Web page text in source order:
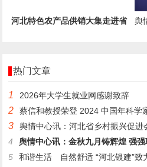
河北特色农产品供销大集走进省
舆
热门文章
1 2026年大学生就业网感谢致辞
2 蔡信和教授荣登 2024 中国年科学
3
舆情中心讯：河北省乡村振兴促
4
舆情中心讯：金秋九月铸辉煌 强
5
和谐生活 自然舒适 “河北银建”致